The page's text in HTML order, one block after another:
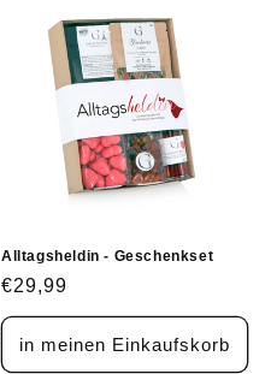
Alltagsheldin - Geschenkset
Normaler
Preis
€29,99
in meinen Einkaufskorb